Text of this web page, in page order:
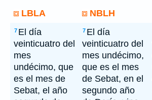
LBLA NBLH
7 El día
veinticuatro del
mes
undécimo, que
es el mes de
Sebat, el año
7 El día
veinticuatro del
mes undécimo,
que es el mes
de Sebat, en el
segundo año